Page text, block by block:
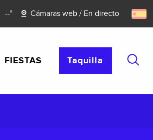
--° Cámaras web / En directo
FIESTAS Taquilla